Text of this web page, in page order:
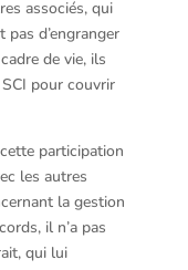
associés, qui
d’engranger
de vie, ils
pour couvrir
participation
les autres
la gestion
il n’a pas
qui lui